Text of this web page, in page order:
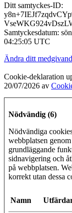
Ditt samtyckes-ID:
Samtyckesdatum:
04:25:05 UTC
Ändra ditt
Cookie-deklaration
20/07/2026 av
Nödvändig (6)
Nödvändiga
webbplatsen
grundläggande
sidnavigering och
på webbplatsen.
korrekt utan dessa
Namn